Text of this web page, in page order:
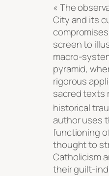
« The
City and its
screen to
macro-
pyramid,
rigorous
sacred texts
historical
author uses
functioning
thought to
Catholicism
their guilt-